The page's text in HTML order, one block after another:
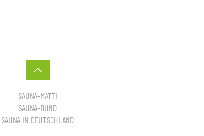
SAUNA-MATTI
SAUNA-BUND
SAUNA IN DEUTSCHLAND